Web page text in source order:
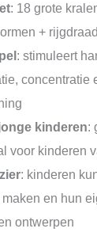
: 18 grote
+
: stimuleert
concentratie
kinderen:
voor kinderen
: kinderen
en hun
ontwerpen